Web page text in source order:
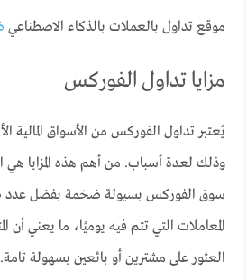
موقع تداول بالعملات بالذكاء الاصطناعي
مزايا تداول الفوركس
يُعتبر تداول الفوركس من الأسواق المالية
وذلك لعدة أسباب. من أهم هذه المزايا هي
سوق الفوركس بسيولة ضخمة بفضل
المعاملات التي تتم فيه يوميًا، ما يعني أن
العثور على مشترين أو بائعين بسهولة